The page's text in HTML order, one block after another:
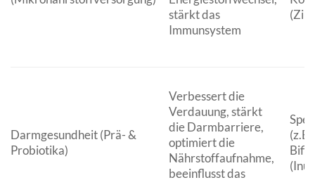
stärkt das
Immunsystem
Darmgesundheit (Prä- &
Probiotika)
Verbessert die
Verdauung, stärkt
die Darmbarriere,
optimiert die
Nährstoffaufnahme,
beeinflusst das